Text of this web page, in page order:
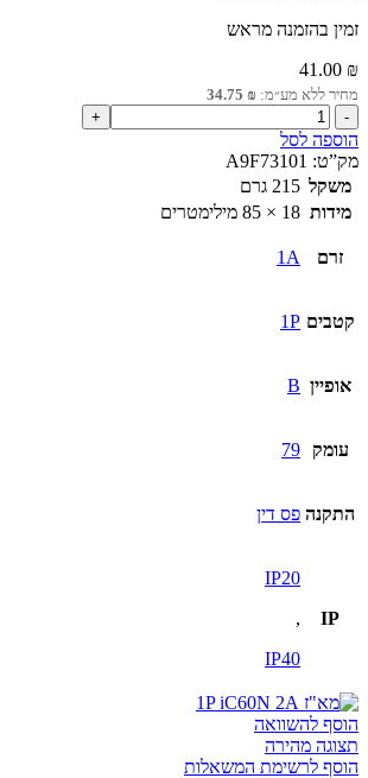
זמין בהזמנה מראש
41.00 ₪
מחיר ללא מע״מ: 34.75 ₪
כמות
של
מא"ז
1P
iC60N
1A
הוספה לסל
מק”ט: A9F73101
משקל 215 גרם
מידות 18 × 85 מילימטרים
זרם 1A
קטבים 1P
אופיין B
עומק 79
התקנה פס דין
IP
IP20
,
IP40
הוסף להשוואה
תצוגה מהירה
הוסף לרשימת המשאלות